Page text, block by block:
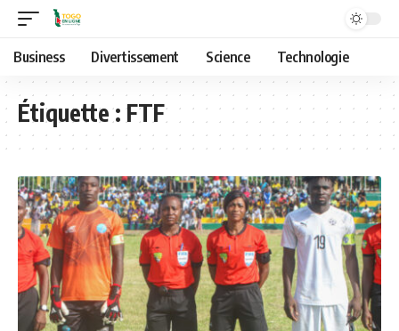
Business Divertissement Science Technologie
Étiquette :FTF